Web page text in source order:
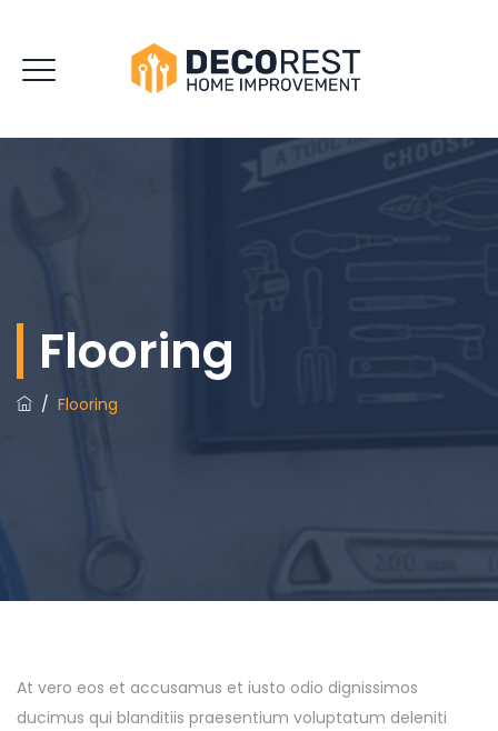
Flooring
/ Flooring
At vero eos et accusamus et iusto odio dignissimos
ducimus qui blanditiis praesentium voluptatum deleniti